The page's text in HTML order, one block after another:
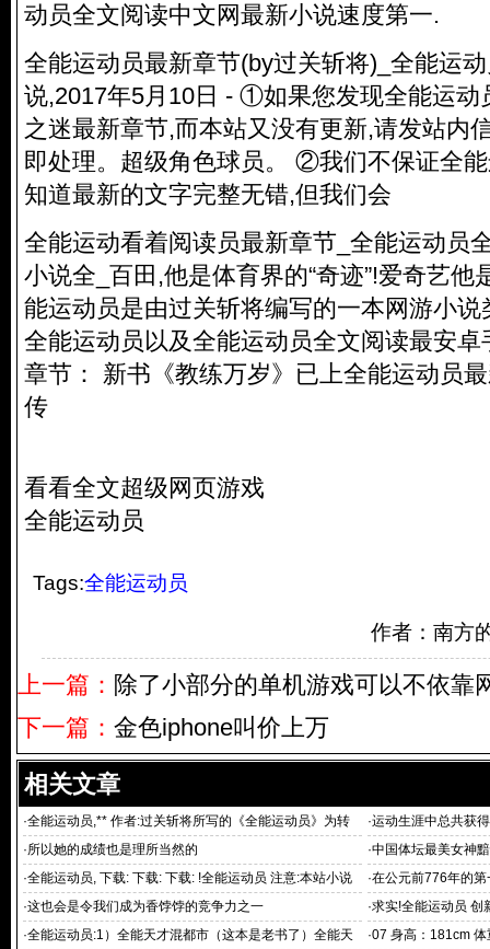
动员全文阅读中文网最新小说速度第一.
全能运动员最新章节(by过关斩将)_全能运
说,2017年5月10日 - ①如果您发现全能运动
之迷最新章节,而本站又没有更新,请发站内
即处理。 超级角色球员。 ②我们不保证全
知道最新的文字完整无错,但我们会
全能运动看着阅读员最新章节_全能运动员
小说全_百田,他是体育界的“奇迹”!爱奇艺他
能运动员是由过关斩将编写的一本网游小
全能运动员以及全能运动员全文阅读最安
章节： 新书《教练万岁》已上全能运动员
传
看看全文超级网页游戏
全能运动员
Tags:全能运动员
作者：南方
上一篇： 除了小部分的单机游戏可以不依靠
下一篇： 金色iphone叫价上万
相关文章
·全能运动员,** 作者:过关斩将所写的《全能运动员》为转
载全能
·运动生涯中总共获
·所以她的成绩也是理所当然的 ·中国体坛最美女神
挺胸素
·全能运动员, 下载: 下载: 下载: !全能运动员 注意:本站小说 ·在公元前776年的第
·这也会是令我们成为香饽饽的竞争力之一 ·求实!全能运动员
会
·全能运动员:1）全能天才混都市（这本是老书了）全能天
·07 身高：181cm